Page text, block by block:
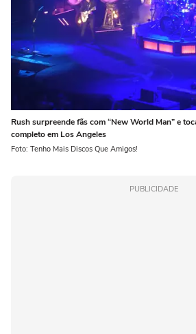
Rush surpreende fãs com “New World Man” e
completo em Los Angeles
Foto: Tenho Mais Discos Que Amigos!
PUBLICIDADE